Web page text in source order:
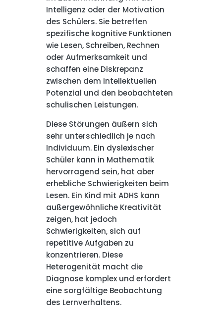
Intelligenz oder der Motivation
des Schülers. Sie betreffen
spezifische kognitive Funktionen
wie Lesen, Schreiben, Rechnen
oder Aufmerksamkeit und
schaffen eine Diskrepanz
zwischen dem intellektuellen
Potenzial und den beobachteten
schulischen Leistungen.
Diese Störungen äußern sich
sehr unterschiedlich je nach
Individuum. Ein dyslexischer
Schüler kann in Mathematik
hervorragend sein, hat aber
erhebliche Schwierigkeiten beim
Lesen. Ein Kind mit ADHS kann
außergewöhnliche Kreativität
zeigen, hat jedoch
Schwierigkeiten, sich auf
repetitive Aufgaben zu
konzentrieren. Diese
Heterogenität macht die
Diagnose komplex und erfordert
eine sorgfältige Beobachtung
des Lernverhaltens.